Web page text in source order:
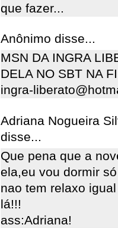
que fazer...
Anônimo disse...
MSN DA INGRA
DELA NO SBT NA
ingra-
Adriana Nogueira
disse...
Que pena que a
ela,eu vou dormir
nao tem relaxo
lá!!!
ass:Adriana!